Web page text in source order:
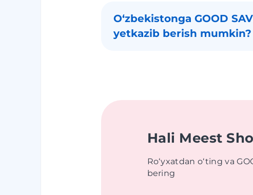
Oʻzbekistonga GOOD
yetkazib berish mumkin?
Hali Meest
Roʻyxatdan oʻting va
bering